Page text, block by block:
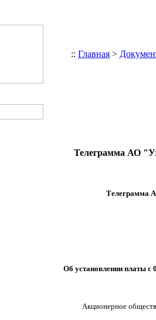
:: Главная >
Телеграмма АО
Телеграмма
Об установлении платы с
Акционерное